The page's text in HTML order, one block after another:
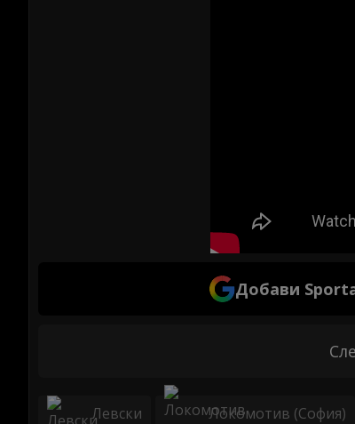
Добави
Левски Локомотив (София)